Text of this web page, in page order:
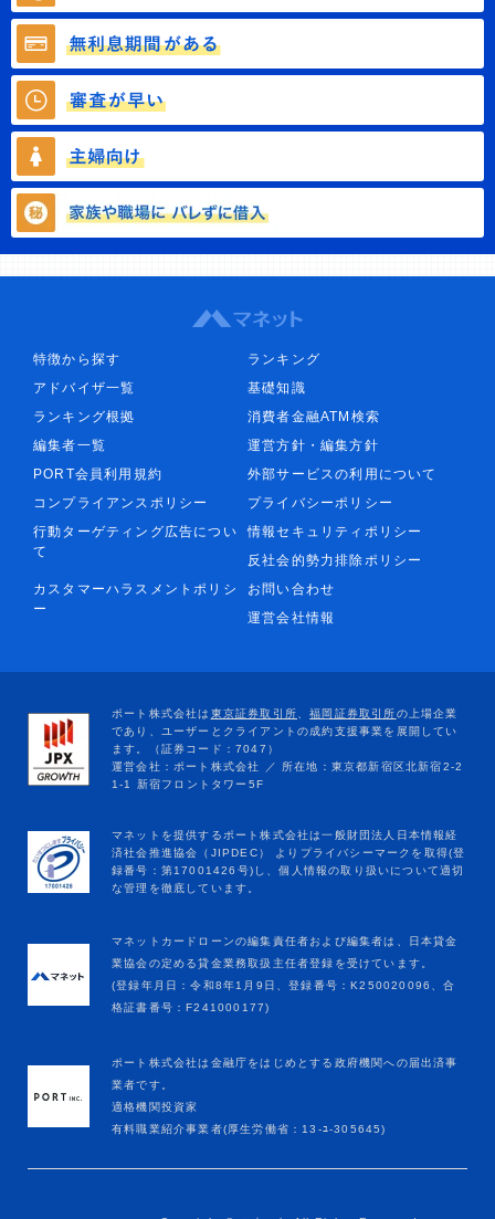
特徴から探す
ランキング
アドバイザ一覧
基礎知識
ランキング根拠
消費者金融ATM検索
編集者一覧
運営方針・編集方針
PORT会員利用規約
外部サービスの利用について
コンプライアンスポリシー
プライバシーポリシー
行動ターゲティング広告につい
て
情報セキュリティポリシー
反社会的勢力排除ポリシー
カスタマーハラスメントポリシ
ー
お問い合わせ
運営会社情報
マネットカードローンの編集責任者および編集者は、日本貸金
業協会の定める貸金業務取扱主任者登録を受けています。
(登録年月日：令和8年1月9日、登録番号：K250020096、合
格証書番号：F241000177)
ポート株式会社は金融庁をはじめとする政府機関への届出済事
業者です。
適格機関投資家
有料職業紹介事業者(厚生労働省：13-ﾕ-305645)